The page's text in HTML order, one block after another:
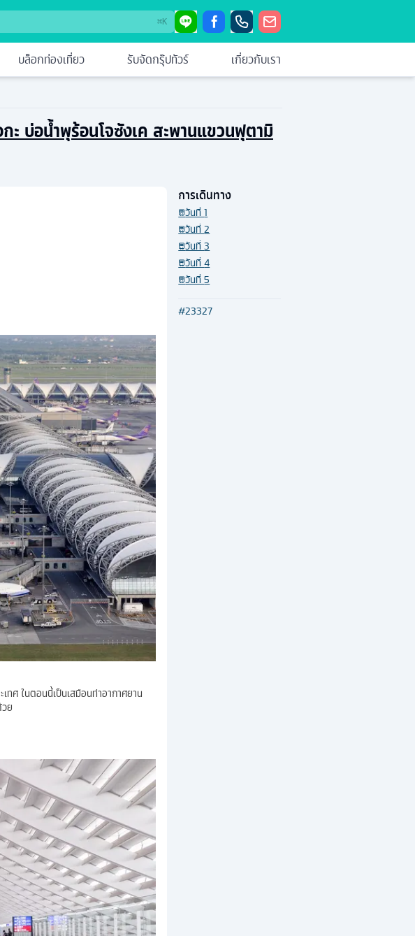
⌘K
บล็อกท่องเที่ยว รับจัดกรุ๊ปทัวร์ เกี่ยวกับเรา
ะ บ่อน้ำพุร้อนโจซังเค สะพานแขวนฟุตามิ
ทศ ในตอนนี้เป็นเสมือนท่าอากาศยาน
ย
การเดินทาง
วันที่1
วันที่2
วันที่3
วันที่4
วันที่5
#23327